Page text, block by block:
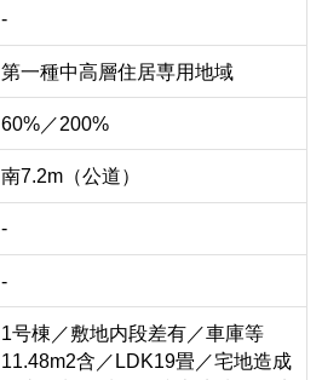
-
第一種中高層住居専用地域
60%／200%
南7.2m（公道）
-
-
1号棟／敷地内段差有／車庫等
11.48m2含／LDK19畳／宅地造成